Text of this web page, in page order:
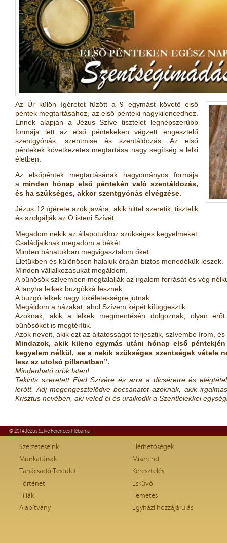
Az Úr külön ígéretet fűzött a 9 egymást követő első
péntek megtartásához, az első pénteki nagykilencedhez.
Ennek alapján a Jézus Szíve tisztelet legnépszerűbb
formája lett az első péntekeken végzett engesztelő
szentgyónás, szentmise és szentáldozás. Az első
péntekek következetes megtartása nagy segítség a lelki
életben.
Az elsőpéntek megtartásának hagyományos formája
a minden hónap első péntekén való szentáldozás,
és ha szükséges, akkor szentgyónás elvégzése.
Jézus 12 ígérete azok javára, akik hittel szeretik, tisztelik
és szolgálják az Ő isteni Szívét.
Megadom nekik az állapotukhoz szükséges kegyelmeket
Családjaiknak megadom a békét.
Minden bánatukban megvigasztalom őket.
Életükben és különösen haláluk óráján biztos menedékük leszek.
Minden vállalkozásukat megáldom.
A bűnösök szívemben megtalálják az irgalom forrását és vég
A lanyha lelkek buzgókká lesznek.
A buzgó lelkek nagy tökéletességre jutnak.
Megáldom a házakat, ahol Szívem képét kifüggesztik.
Azoknak, akik a lelkek megmentésén dolgoznak, olyan
bűnösöket is megtérítik.
Azok neveit, akik ezt az ájtatosságot terjesztik, szívembe írom,
Mindazok, akik kilenc egymás utáni hónap első
kegyelem nélkül, se a nekik szükséges szentségek vétele
lesz az utolsó pillanatban”.
Mindenható örök Isten!
Tekints szeretett Fiad Szívére és arra a dicséretre és
lerótt.Adj megengesztelődve bocsánatot azoknak, akik
Krisztus nevében, aki veled él és uralkodik a Szentlélekkel
© 2014 Jézus Szíve Ferences Plébánia
Szerzeteseink
Munkatársak
Tanácsadó Testület
Történet
Fíliák
Alapítvány
Elérhetőségek
Miserend
Keresztelés
Esküvő
Temetés
Egyházi hozzájárulás